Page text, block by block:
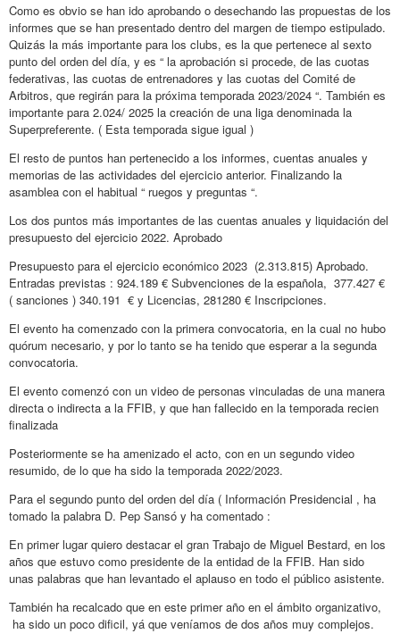
Como es obvio se han ido aprobando o desechando las propuestas de los
informes que se han presentado dentro del margen de tiempo estipulado.
Quizás la más importante para los clubs, es la que pertenece al sexto
punto del orden del día, y es “ la aprobación si procede, de las cuotas
federativas, las cuotas de entrenadores y las cuotas del Comité de
Arbitros, que regirán para la próxima temporada 2023/2024 “. También es
importante para 2.024/ 2025 la creación de una liga denominada la
Superpreferente. ( Esta temporada sigue igual )
El resto de puntos han pertenecido a los informes, cuentas anuales y
memorias de las actividades del ejercicio anterior. Finalizando la
asamblea con el habitual “ ruegos y preguntas “.
Los dos puntos más importantes de las cuentas anuales y liquidación del
presupuesto del ejercicio 2022. Aprobado
Presupuesto para el ejercicio económico 2023 (2.313.815) Aprobado.
Entradas previstas : 924.189 € Subvenciones de la española, 377.427 €
( sanciones ) 340.191 € y Licencias, 281280 € Inscripciones.
El evento ha comenzado con la primera convocatoria, en la cual no hubo
quórum necesario, y por lo tanto se ha tenido que esperar a la segunda
convocatoria.
El evento comenzó con un video de personas vinculadas de una manera
directa o indirecta a la FFIB, y que han fallecido en la temporada recien
finalizada
Posteriormente se ha amenizado el acto, con en un segundo video
resumido, de lo que ha sido la temporada 2022/2023.
Para el segundo punto del orden del día ( Información Presidencial , ha
tomado la palabra D. Pep Sansó y ha comentado :
En primer lugar quiero destacar el gran Trabajo de Miguel Bestard, en los
años que estuvo como presidente de la entidad de la FFIB. Han sido
unas palabras que han levantado el aplauso en todo el público asistente.
También ha recalcado que en este primer año en el ámbito organizativo,
ha sido un poco dificil, yá que veníamos de dos años muy complejos.